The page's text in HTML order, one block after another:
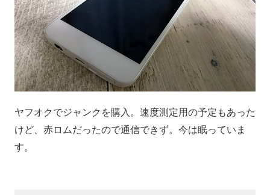
ヤフオクでジャンクを購入。速度測定用の予定もあった
けど、赤ロムだったので通信できず。今は眠っていま
す。